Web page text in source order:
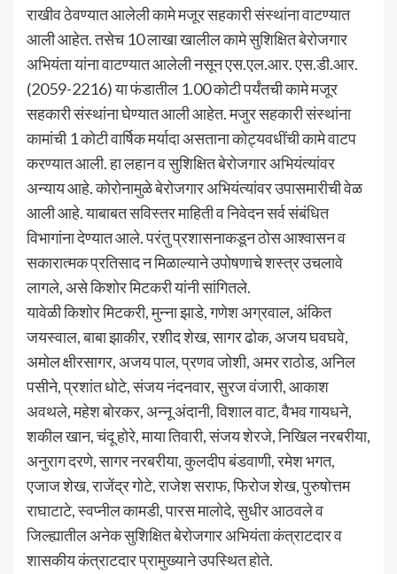
राखीव ठेवण्यात आलेली कामे मजूर सहकारी संस्थांना वाटण्यात
आली आहेत. तसेच 10 लाखा खालील कामे सुशिक्षित बेरोजगार
अभियंता यांना वाटण्यात आलेली नसून एस.एल.आर. एस.डी.आर.
(2059-2216) या फंडातील 1.00 कोटी पर्यंतची कामे मजूर
सहकारी संस्थांना घेण्यात आली आहेत. मजुर सहकारी संस्थांना
कामांची 1 कोटी वार्षिक मर्यादा असताना कोट्यवधींची कामे वाटप
करण्यात आली. हा लहान व सुशिक्षित बेरोजगार अभियंत्यांवर
अन्याय आहे. कोरोनामुळे बेरोजगार अभियंत्यांवर उपासमारीची वेळ
आली आहे. याबाबत सविस्तर माहिती व निवेदन सर्व संबंधित
विभागांना देण्यात आले. परंतु प्रशासनाकडून ठोस आश्वासन व
सकारात्मक प्रतिसाद न मिळाल्याने उपोषणाचे शस्त्र उचलावे
लागले, असे किशोर मिटकरी यांनी सांगितले.
यावेळी किशोर मिटकरी, मुन्ना झाडे, गणेश अग्रवाल, अंकित
जयस्वाल, बाबा झाकीर, रशीद शेख, सागर ढोक, अजय घवघवे,
अमोल क्षीरसागर, अजय पाल, प्रणव जोशी, अमर राठोड, अनिल
पसीने, प्रशांत धोटे, संजय नंदनवार, सुरज वंजारी, आकाश
अवथले, महेश बोरकर, अन्नू अंदानी, विशाल वाट, वैभव गायधने,
शकील खान, चंदू होरे, माया तिवारी, संजय शेरजे, निखिल नरबरीया,
अनुराग दरणे, सागर नरबरीया, कुलदीप बंडवाणी, रमेश भगत,
एजाज शेख, राजेंद्र गोटे, राजेश सराफ, फिरोज शेख, पुरुषोत्तम
राघाटाटे, स्वप्नील कामडी, पारस मालोदे, सुधीर आठवले व
जिल्ह्यातील अनेक सुशिक्षित बेरोजगार अभियंता कंत्राटदार व
शासकीय कंत्राटदार प्रामुख्याने उपस्थित होते.